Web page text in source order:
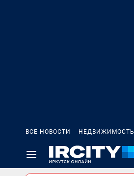
ВСЕ НОВОСТИ НЕДВИЖИМОСТЬ